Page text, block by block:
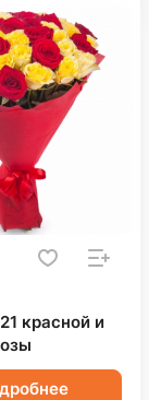
красной и